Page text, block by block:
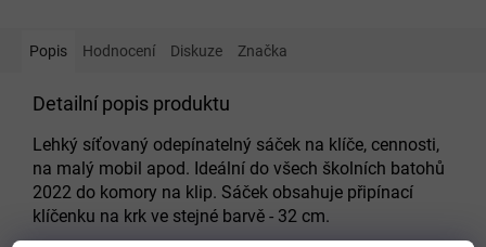
Popis Hodnocení Diskuze Značka
Detailní popis produktu
Lehký síťovaný odepínatelný sáček na klíče, cennosti,
na malý mobil apod. Ideální do všech školních batohů
2022 do komory na klip. Sáček obsahuje připínací
klíčenku na krk ve stejné barvě - 32 cm.